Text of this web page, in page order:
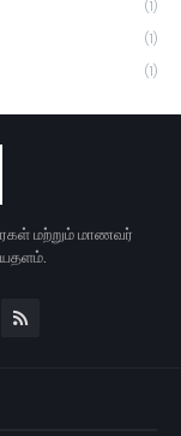
(1)
(1)
(1)
மற்றும் மாணவர்